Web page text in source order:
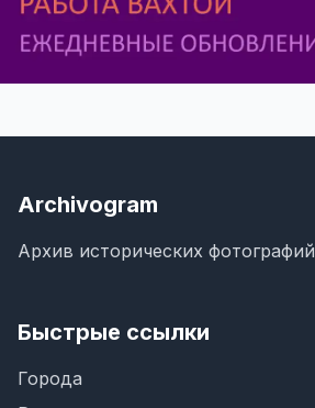
Archivogram
Архив исторических фотографий
Быстрые ссылки
Города